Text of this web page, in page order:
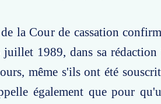
la Cour de cassation
1989, dans sa
même s'ils ont été
également que pour